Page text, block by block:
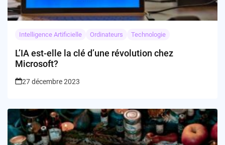
Intelligence Artificielle Ordinateurs Technologie
L’IA est-elle la clé d’une révolution chez
Microsoft?
27 décembre 2023